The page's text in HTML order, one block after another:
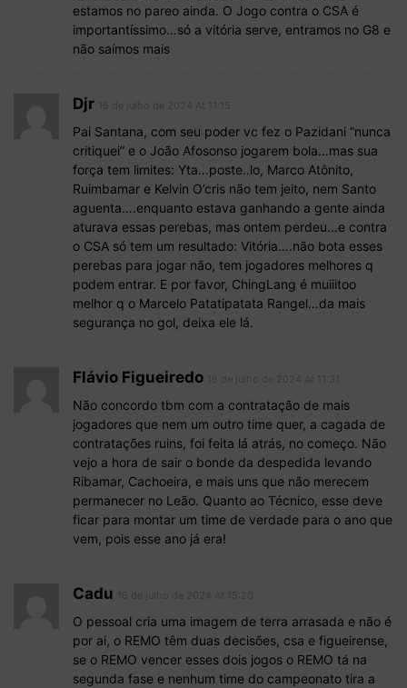
estamos no pareo ainda. O Jogo contra o CSA é
importantíssimo…só a vitória serve, entramos no G8 e
não saímos mais
Djr
Pai Santana, com seu poder vc fez o Pazidani “nunca
critiquei” e o João Afosonso jogarem bola…mas sua
força tem limites: Yta…poste..lo, Marco Atônito,
Ruimbamar e Kelvin O’cris não tem jeito, nem Santo
aguenta….enquanto estava ganhando a gente ainda
aturava essas perebas, mas ontem perdeu…e contra
o CSA só tem um resultado: Vitória….não bota esses
perebas para jogar não, tem jogadores melhores q
podem entrar. E por favor, ChingLang é muiiitoo
melhor q o Marcelo Patatipatata Rangel…da mais
segurança no gol, deixa ele lá.
Flávio Figueiredo
Não concordo tbm com a contratação de mais
jogadores que nem um outro time quer, a cagada de
contratações ruins, foi feita lá atrás, no começo. Não
vejo a hora de sair o bonde da despedida levando
Ribamar, Cachoeira, e mais uns que não merecem
permanecer no Leão. Quanto ao Técnico, esse deve
ficar para montar um time de verdade para o ano que
vem, pois esse ano já era!
Cadu
O pessoal cria uma imagem de terra arrasada e não é
por ai, o REMO têm duas decisões, csa e figueirense,
se o REMO vencer esses dois jogos o REMO tá na
segunda fase e nenhum time do campeonato tira a